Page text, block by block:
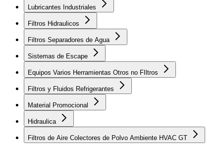
Lubricantes Industriales
Filtros Hidraulicos
Filtros Separadores de Agua
Sistemas de Escape
Equipos Varios Herramientas Otros no FIltros
Filtros y Fluidos Refrigerantes
Material Promocional
Hidraulica
Filtros de Aire Colectores de Polvo Ambiente HVAC GT